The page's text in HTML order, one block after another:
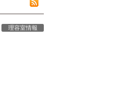
理容室情報